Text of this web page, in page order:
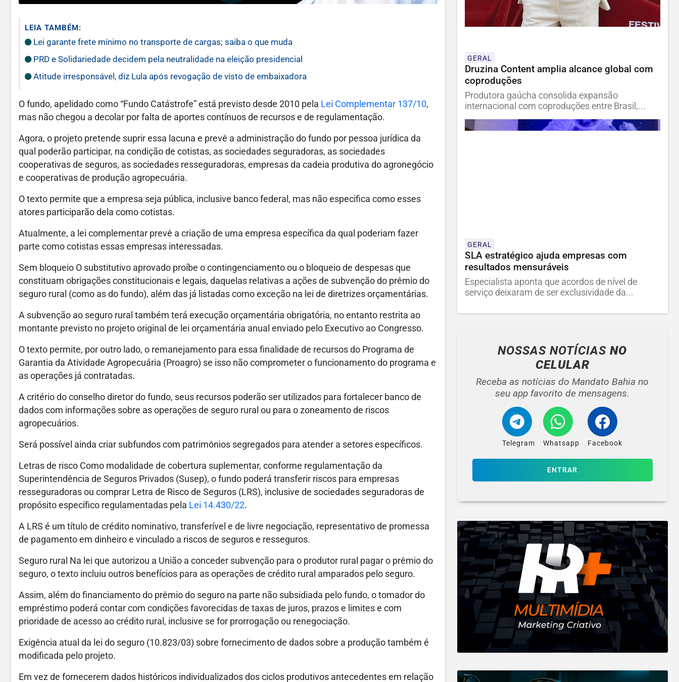
LEIA TAMBÉM:
Lei garante frete mínimo no transporte de cargas; saiba o que muda
PRD e Solidariedade decidem pela neutralidade na eleição presidencial
Atitude irresponsável, diz Lula após revogação de visto de embaixadora
O fundo, apelidado como “Fundo Catástrofe” está previsto desde 2010 pela Lei Complementar 137/10,
mas não chegou a decolar por falta de aportes contínuos de recursos e de regulamentação.
Agora, o projeto pretende suprir essa lacuna e prevê a administração do fundo por pessoa jurídica da
qual poderão participar, na condição de cotistas, as sociedades seguradoras, as sociedades
cooperativas de seguros, as sociedades resseguradoras, empresas da cadeia produtiva do agronegócio
e cooperativas de produção agropecuária.
O texto permite que a empresa seja pública, inclusive banco federal, mas não especifica como esses
atores participarão dela como cotistas.
Atualmente, a lei complementar prevê a criação de uma empresa específica da qual poderiam fazer
parte como cotistas essas empresas interessadas.
Sem bloqueio O substitutivo aprovado proíbe o contingenciamento ou o bloqueio de despesas que
constituam obrigações constitucionais e legais, daquelas relativas a ações de subvenção do prêmio do
seguro rural (como as do fundo), além das já listadas como exceção na lei de diretrizes orçamentárias.
A subvenção ao seguro rural também terá execução orçamentária obrigatória, no entanto restrita ao
montante previsto no projeto original de lei orçamentária anual enviado pelo Executivo ao Congresso.
O texto permite, por outro lado, o remanejamento para essa finalidade de recursos do Programa de
Garantia da Atividade Agropecuária (Proagro) se isso não comprometer o funcionamento do programa e
as operações já contratadas.
A critério do conselho diretor do fundo, seus recursos poderão ser utilizados para fortalecer banco de
dados com informações sobre as operações de seguro rural ou para o zoneamento de riscos
agropecuários.
Será possível ainda criar subfundos com patrimônios segregados para atender a setores específicos.
Letras de risco Como modalidade de cobertura suplementar, conforme regulamentação da
Superintendência de Seguros Privados (Susep), o fundo poderá transferir riscos para empresas
resseguradoras ou comprar Letra de Risco de Seguros (LRS), inclusive de sociedades seguradoras de
propósito específico regulamentadas pela Lei 14.430/22.
A LRS é um título de crédito nominativo, transferível e de livre negociação, representativo de promessa
de pagamento em dinheiro e vinculado a riscos de seguros e resseguros.
Seguro rural Na lei que autorizou a União a conceder subvenção para o produtor rural pagar o prêmio do
seguro, o texto incluiu outros benefícios para as operações de crédito rural amparados pelo seguro.
Assim, além do financiamento do prêmio do seguro na parte não subsidiada pelo fundo, o tomador do
empréstimo poderá contar com condições favorecidas de taxas de juros, prazos e limites e com
prioridade de acesso ao crédito rural, inclusive se for prorrogação ou renegociação.
Exigência atual da lei do seguro (10.823/03) sobre fornecimento de dados sobre a produção também é
modificada pelo projeto.
Em vez de fornecerem dados históricos individualizados dos ciclos produtivos antecedentes em relação
GERAL
Druzina Content amplia alcance global com
coproduções
Produtora gaúcha consolida expansão
internacional com coproduções entre Brasil,...
GERAL
SLA estratégico ajuda empresas com
resultados mensuráveis
Especialista aponta que acordos de nível de
serviço deixaram de ser exclusividade da...
NOSSAS NOTÍCIASNO
CELULAR
Receba as notícias do Mandato Bahia no
seu app favorito de mensagens.
Telegram Whatsapp Facebook
ENTRAR